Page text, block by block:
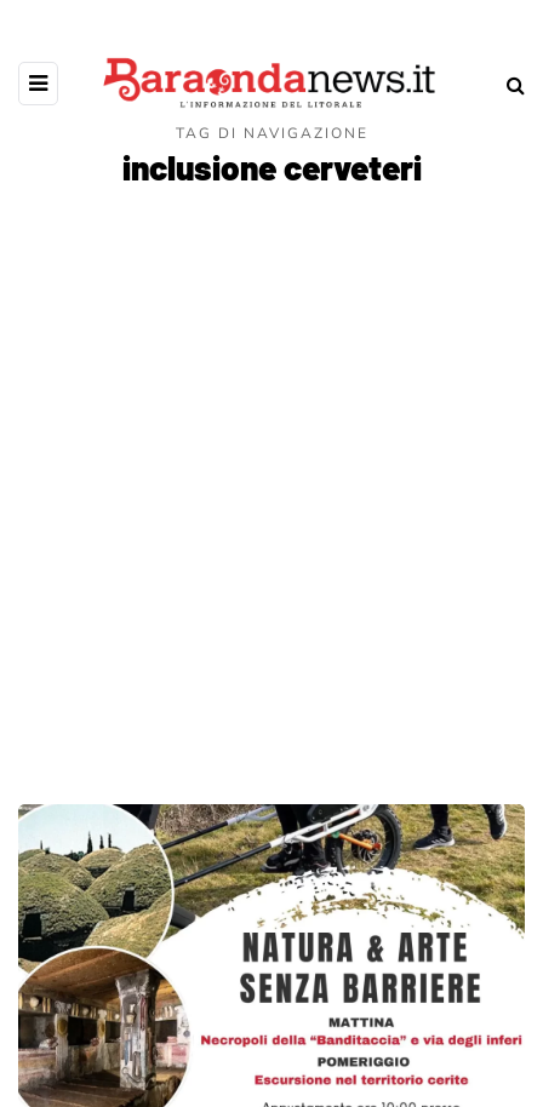
TAG DI NAVIGAZIONE
inclusione cerveteri